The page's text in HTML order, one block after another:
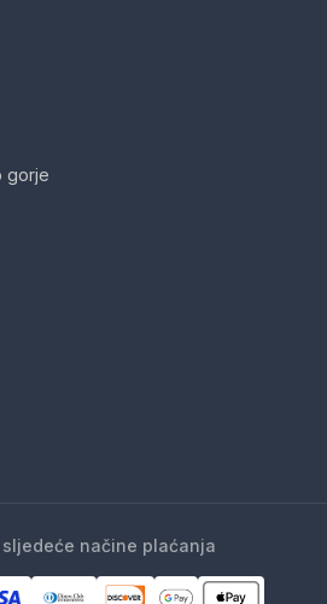
gorje
sljedeće načine plaćanja